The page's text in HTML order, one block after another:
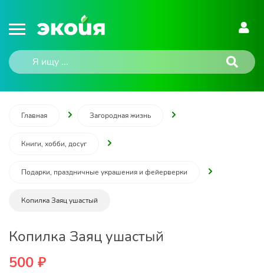
Главная Загородная жизнь
Книги, хобби, досуг
Подарки, праздничные украшения и фейерверки
Копилка Заяц ушастый
Копилка Заяц ушастый
500 ₽